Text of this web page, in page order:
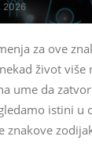
2026
za ove
život
ume da
istini u
znakove